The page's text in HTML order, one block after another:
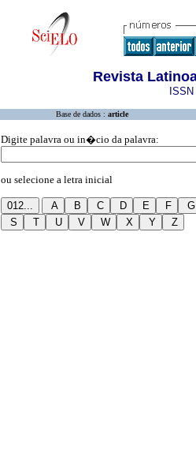
Revista
Base de dados : article
Digite palavra ou in�cio da palavra:
ou selecione a letra inicial